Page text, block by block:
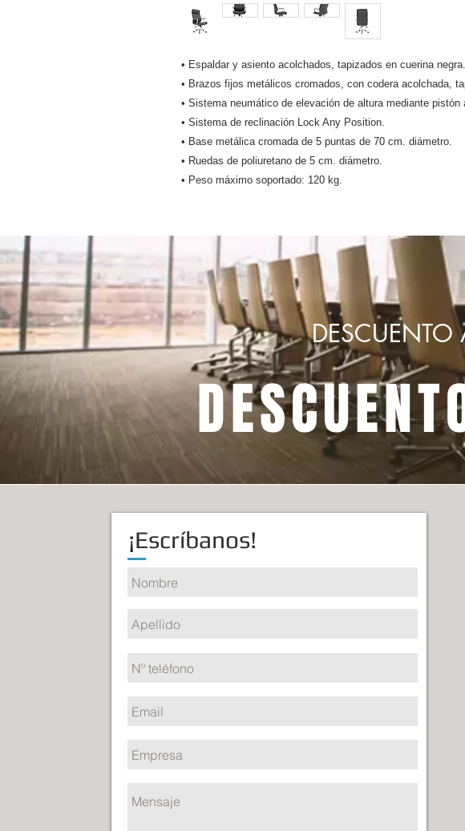
• Espaldar y asiento acolchados, tapizados en cuerina negra.
• Brazos fijos metálicos cromados, con codera acolchada,
• Sistema neumático de elevación de altura mediante pistón
• Sistema de reclinación Lock Any Position.
• Base metálica cromada de 5 puntas de 70 cm. diámetro.
• Ruedas de poliuretano de 5 cm. diámetro.
• Peso máximo soportado: 120 kg.
¡Escríbanos!